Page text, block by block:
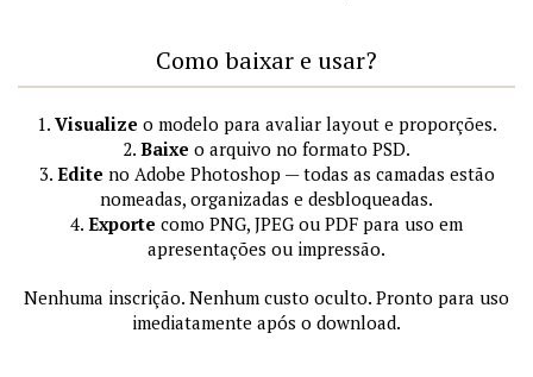
Como baixar e usar?
1. Visualize o modelo para avaliar layout e proporções.
2. Baixe o arquivo no formato PSD.
3. Edite no Adobe Photoshop — todas as camadas estão
nomeadas, organizadas e desbloqueadas.
4. Exporte como PNG, JPEG ou PDF para uso em
apresentações ou impressão.
Nenhuma inscrição. Nenhum custo oculto. Pronto para uso
imediatamente após o download.